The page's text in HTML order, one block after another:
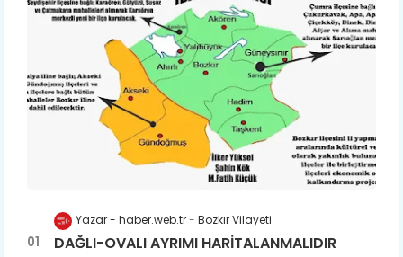
Yazar - haber.web.tr Bozkır Vilayeti
DAĞLI-OVALI AYRIMI HARİTALANMALIDIR